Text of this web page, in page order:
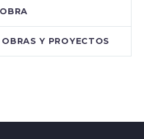
Y PROYECTOS